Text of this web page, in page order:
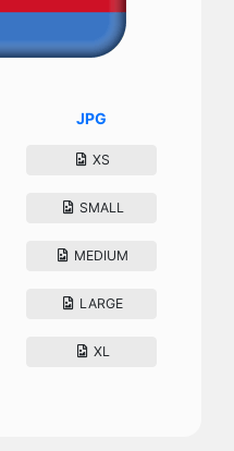
JPG
XS
SMALL
MEDIUM
LARGE
XL